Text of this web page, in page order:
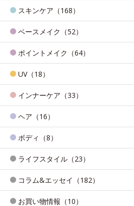
スキンケア（168）
ベースメイク（52）
ポイントメイク（64）
UV（18）
インナーケア（33）
ヘア（16）
ボディ（8）
ライフスタイル（23）
コラム&エッセイ（182）
お買い物情報（10）